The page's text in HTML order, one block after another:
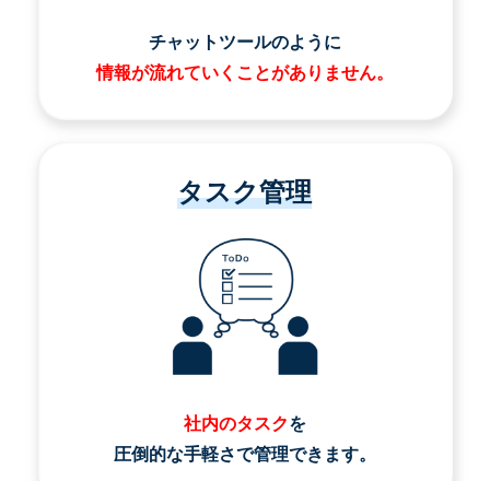
チャットツールのように
情報が流れていくことがありません。
タスク管理
社内のタスクを
圧倒的な手軽さで管理できます。